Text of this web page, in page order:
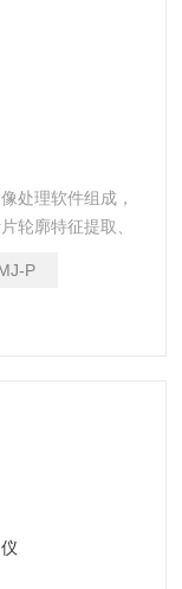
处理软件组成，
轮廓特征提取、
叶面积，具有测
大大减少了人为
P